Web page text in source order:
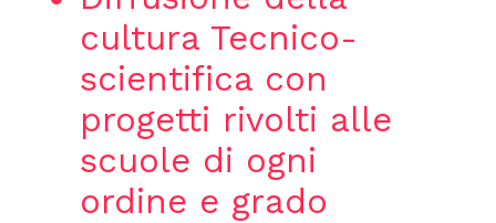
cultura Tecnico-
scientifica con
progetti rivolti alle
scuole di ogni
ordine e grado